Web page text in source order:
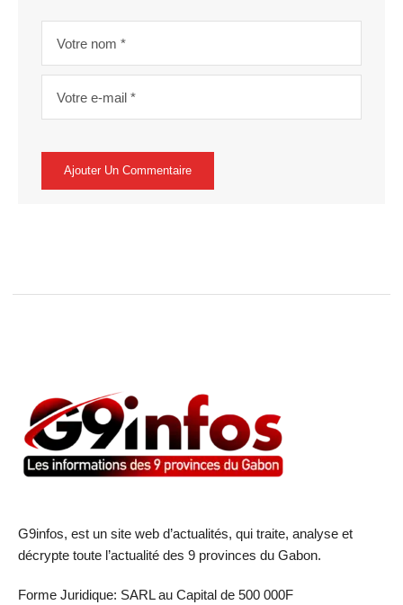
G9infos, est un site web d’actualités, qui traite, analyse et
décrypte toute l’actualité des 9 provinces du Gabon.
Forme Juridique: SARL au Capital de 500 000F